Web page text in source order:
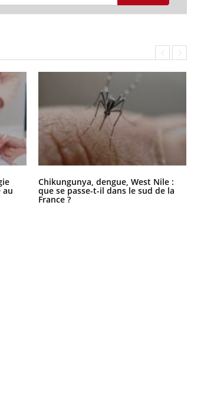
au
Chikungunya, dengue, West Nile :
que se passe-t-il dans le sud de la
France ?